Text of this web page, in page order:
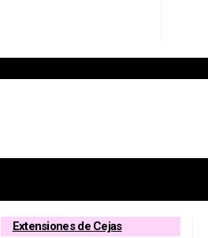
Extensiones de Cejas
- cantidad
pestañas/Permanente de pestañas)